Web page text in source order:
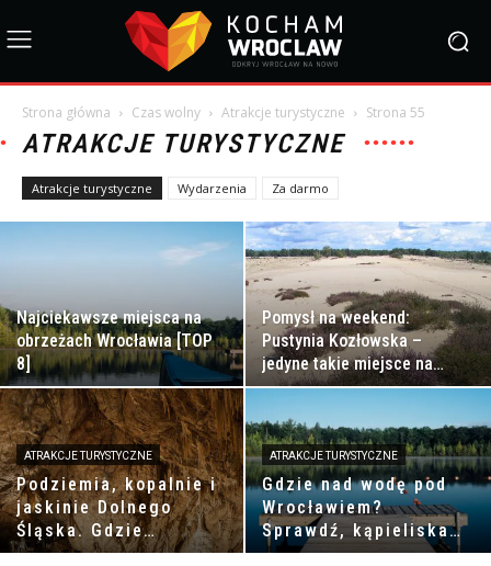
Strona główna Czas wolny Atrakcje turystyczne Strona 55
ATRAKCJE TURYSTYCZNE
Atrakcje turystyczne Wydarzenia Za darmo
Najciekawsze miejsca na
obrzeżach Wrocławia [TOP
8]
Pomysł na weekend:
Pustynia Kozłowska –
jedyne takie miejsce na
Dolnym Śląsku!
ATRAKCJE TURYSTYCZNE
Podziemia, kopalnie i
jaskinie Dolnego
Śląska. Gdzie
pojechać i co
ATRAKCJE TURYSTYCZNE
Gdzie nad wodę pod
Wrocławiem?
Sprawdź, kąpieliska
w okolicy Wrocławia!